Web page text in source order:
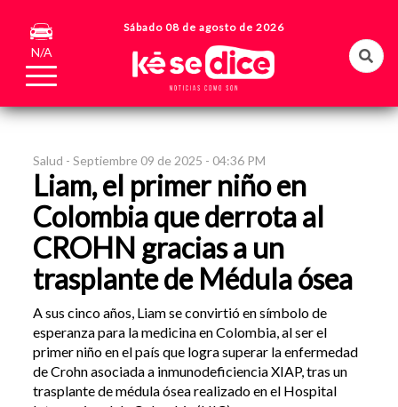
N/A
Sábado 08 de agosto de 2026
Salud -Septiembre 09 de 2025 - 04:36 PM
Liam, el primer niño en
Colombia que derrota al
CROHN gracias a un
trasplante de Médula ósea
A sus cinco años, Liam se convirtió en símbolo de
esperanza para la medicina en Colombia, al ser el
primer niño en el país que logra superar la enfermedad
de Crohn asociada a inmunodeficiencia XIAP, tras un
trasplante de médula ósea realizado en el Hospital